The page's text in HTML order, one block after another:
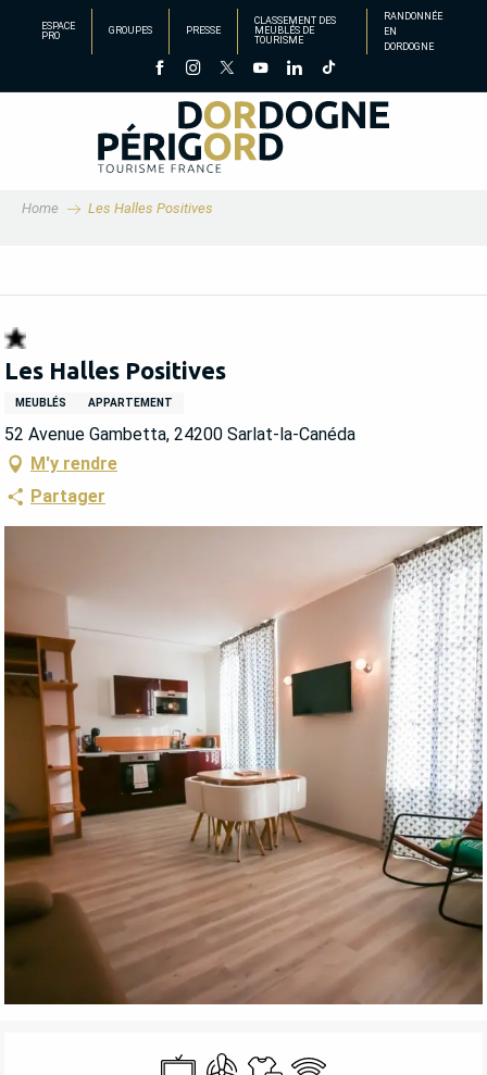
principal
ESPACE
PRO
GROUPES PRESSE
CLASSEMENT DES
MEUBLÉS DE
TOURISME
RANDONNÉE
EN
DORDOGNE
Home Les Halles Positives
Les Halles Positives
MEUBLÉS APPARTEMENT
52 Avenue Gambetta, 24200 Sarlat-la-Canéda
M'y rendre
Partager
OUVERTURE ET COORDONNÉES
TélévisionAir conditionné
Draps et linge
WiFi